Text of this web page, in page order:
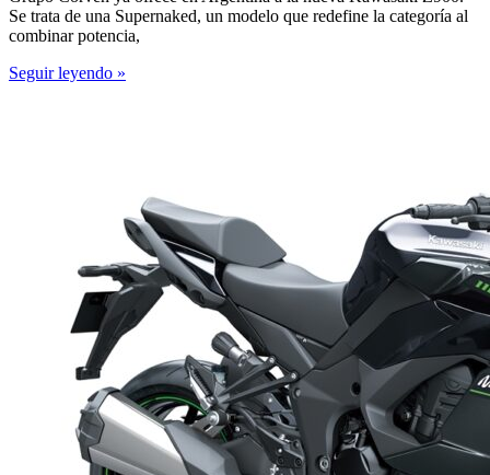
Se trata de una Supernaked, un modelo que redefine la categoría al
combinar potencia,
Seguir leyendo »